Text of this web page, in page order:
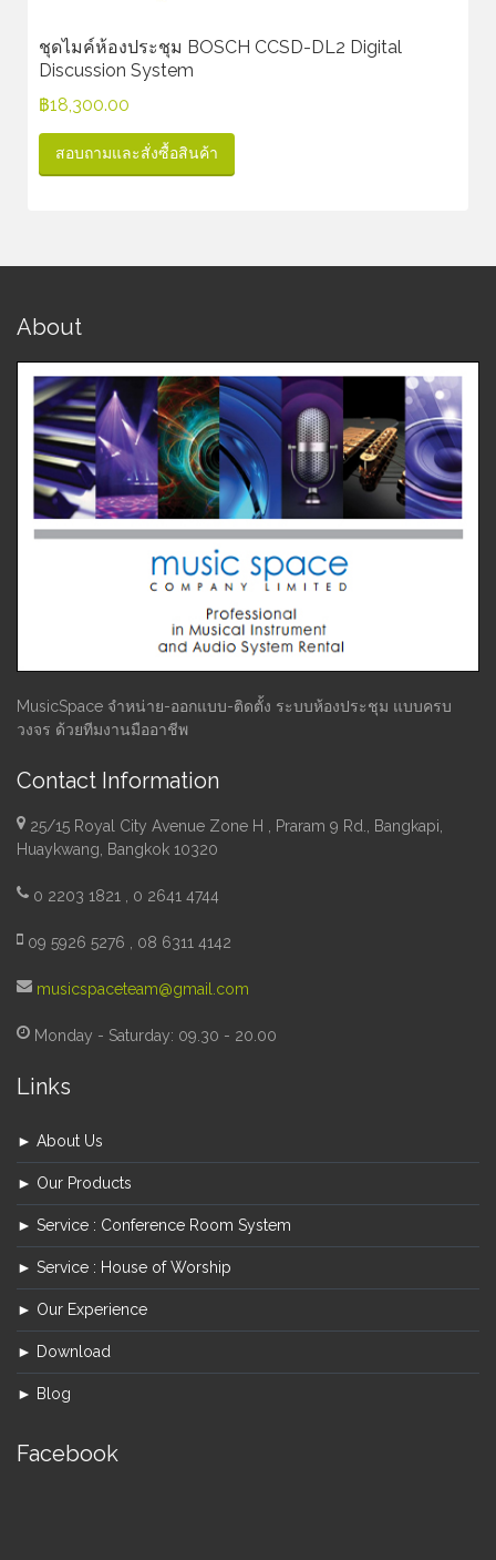
ชุดไมค์ห้องประชุม BOSCH CCSD-DL2 Digital
Discussion System
฿18,300.00
สอบถามและสั่งซื้อสินค้า
About
MusicSpace จำหน่าย-ออกแบบ-ติดตั้ง ระบบห้องประชุม แบบครบ
วงจร ด้วยทีมงานมืออาชีพ
Contact Information
25/15 Royal City Avenue Zone H , Praram 9 Rd., Bangkapi,
Huaykwang, Bangkok 10320
0 2203 1821 , 0 2641 4744
09 5926 5276 , 08 6311 4142
musicspaceteam@gmail.com
Monday - Saturday: 09.30 - 20.00
Links
► About Us
► Our Products
► Service : Conference Room System
► Service : House of Worship
► Our Experience
► Download
► Blog
Facebook